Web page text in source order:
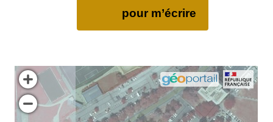
pour m’écrire